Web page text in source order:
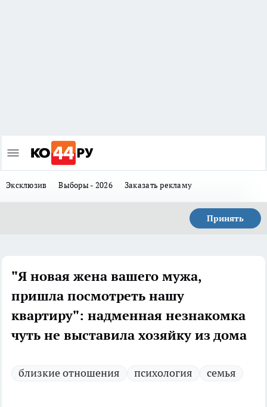
Эксклюзив Выборы - 2026 Заказать рекламу
Принять
"Я новая жена вашего мужа,
пришла посмотреть нашу
квартиру": надменная незнакомка
чуть не выставила хозяйку из дома
близкие отношения психология семья